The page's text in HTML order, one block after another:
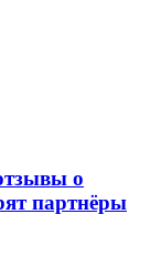
о
партнёры